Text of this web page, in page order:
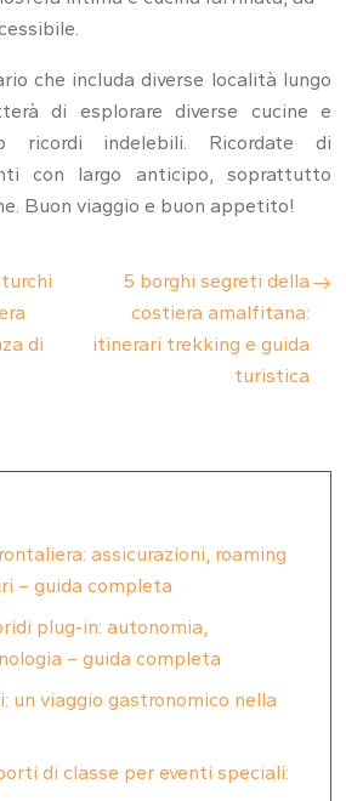
che includa diverse località lungo
di esplorare diverse cucine e
ricordi indelebili. Ricordate di
con largo anticipo, soprattutto
Buon viaggio e buon appetito!
di
5 borghi segreti della
costiera amalfitana:
itinerari trekking e guida
turistica
assicurazioni, roaming
– guida completa
plug-in: autonomia,
– guida completa
un viaggio gastronomico nella
di classe per eventi speciali: